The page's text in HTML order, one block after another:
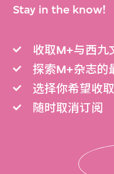
Stay in the know!
收取M+与西九
探索M+杂志的
选择你希望收
随时取消订阅